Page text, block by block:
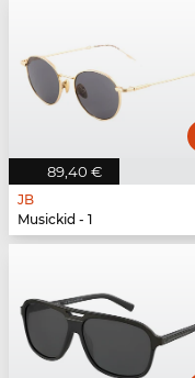
89,40 €
JB
Musickid - 1